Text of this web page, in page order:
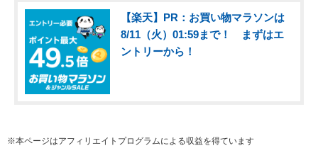
【楽天】PR：お買い物マラソンは
8/11（火）01:59まで！ まずはエ
ントリーから！
※本ページはアフィリエイトプログラムによる収益を得ています